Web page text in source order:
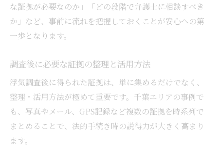
な証拠が必要なのか」「どの段階で弁護士に相談すべき
か」など、事前に流れを把握しておくことが安心への第
一歩となります。
調査後に必要な証拠の整理と活用方法
浮気調査後に得られた証拠は、単に集めるだけでなく、
整理・活用方法が極めて重要です。千葉エリアの事例で
も、写真やメール、GPS記録など複数の証拠を時系列で
まとめることで、法的手続き時の説得力が大きく高まり
ます。